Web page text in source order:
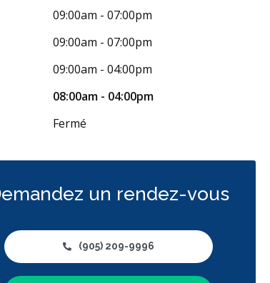
09:00am - 07:00pm
09:00am - 07:00pm
09:00am - 04:00pm
08:00am - 04:00pm
Fermé
un rendez-vous
(905) 209-9996